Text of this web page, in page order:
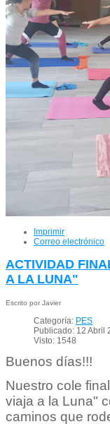
Imprimir
Correo electrónico
ACTIVIDAD
A LA LUNA"
Escrito por Javier
Categoría: PES
Publicado: 12 Abril
Visto: 1548
Buenos días!!!
Nuestro cole
viaja a la Luna"
caminos que